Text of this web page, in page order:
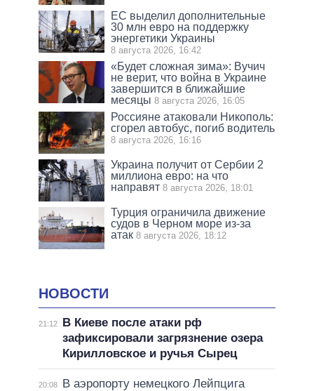
ЕС выделил дополнительные
30 млн евро на поддержку
энергетики Украины
8 августа 2026, 16:42
«Будет сложная зима»: Вучич
не верит, что война в Украине
завершится в ближайшие
месяцы 8 августа 2026, 16:05
Россияне атаковали Никополь:
сгорел автобус, погиб водитель
8 августа 2026, 16:16
Украина получит от Сербии 2
миллиона евро: на что
направят 8 августа 2026, 18:01
Турция ограничила движение
судов в Черном море из-за
атак 8 августа 2026, 18:12
НОВОСТИ
21:12
В Киеве после атаки рф
зафиксировали загрязнение озера
Кирилловское и ручья Сырец
20:08
В аэропорту немецкого Лейпцига